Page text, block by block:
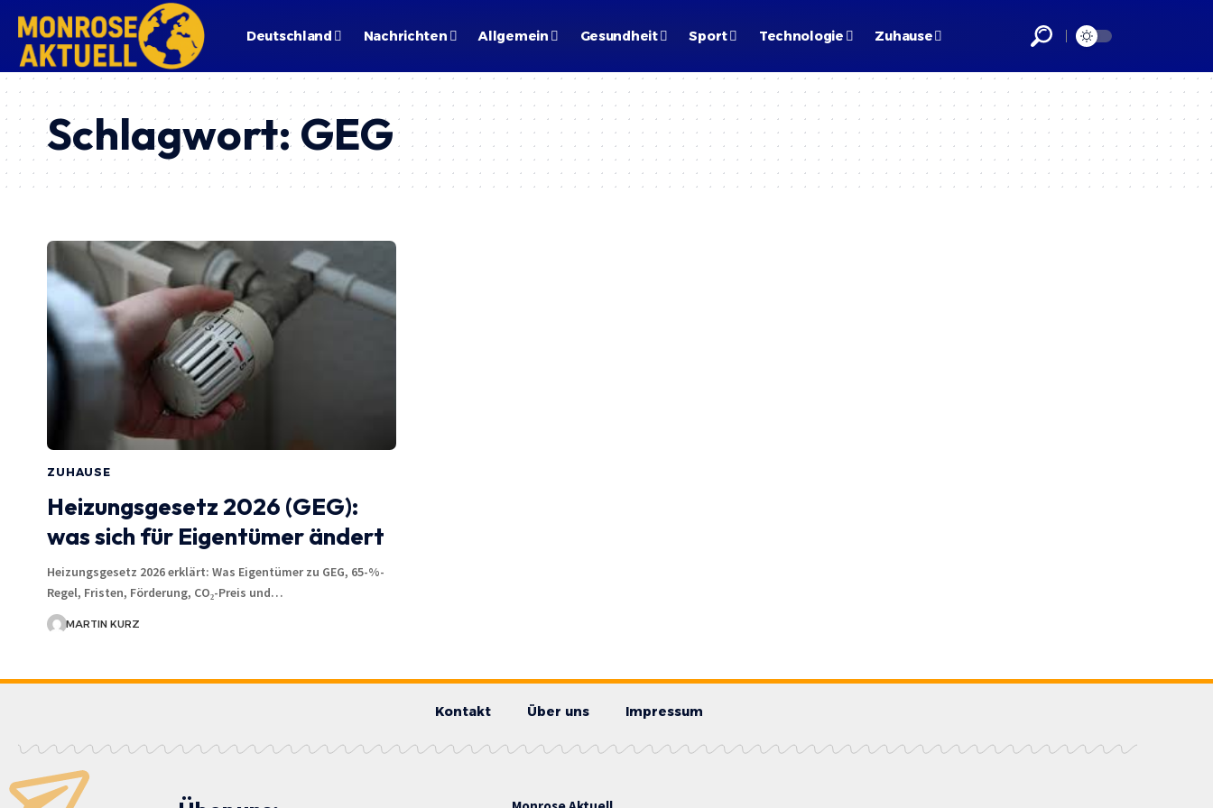
Deutschland Nachrichten Allgemein Gesundheit Sport Technologie Zuhause
Schlagwort:GEG
ZUHAUSE
Heizungsgesetz 2026 (GEG):
was sich für Eigentümer ändert
Heizungsgesetz 2026 erklärt: Was Eigentümer zu GEG, 65-%-
Regel, Fristen, Förderung, CO₂-Preis und…
MARTIN KURZ
Kontakt Über uns Impressum